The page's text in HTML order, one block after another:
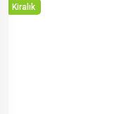
Kiralık